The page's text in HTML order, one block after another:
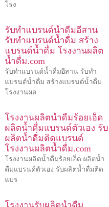
โรง
รับทำแบรนด์น้ำดื่มอีสาน
รับทำแบรนด์น้ำดื่ม สร้าง
แบรนด์น้ำดื่ม โรงงานผลิต
น้ำดื่ม.com
รับทำแบรนด์น้ำดื่มอีสาน รับทำ
แบรนด์น้ำดื่ม สร้างแบรนด์น้ำดื่ม
โรงงานผล
โรงงานผลิตน้ำดื่มร้อยเอ็ด
ผลิตน้ำดื่มแบรนด์ตัวเอง รับ
ผลิตน้ำดื่มติดแบรนด์
โรงงานผลิตน้ำดื่ม.com
โรงงานผลิตน้ำดื่มร้อยเอ็ด ผลิตน้ำ
ดื่มแบรนด์ตัวเอง รับผลิตน้ำดื่มติด
แบร
โรงงานรับผลิตน้ำดื่ม